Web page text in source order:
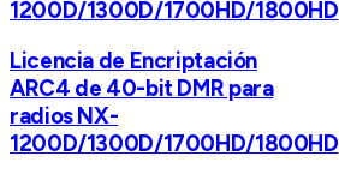
1200D/1300D/1700HD/1800HD
Licencia de Encriptación
ARC4 de 40-bit DMR para
radios NX-
1200D/1300D/1700HD/1800HD